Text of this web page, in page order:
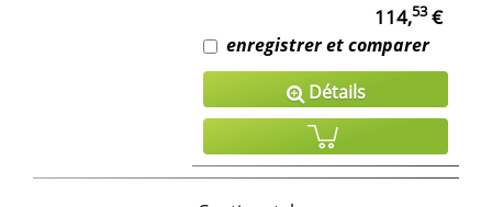
114,53€
enregistrer et comparer
Détails